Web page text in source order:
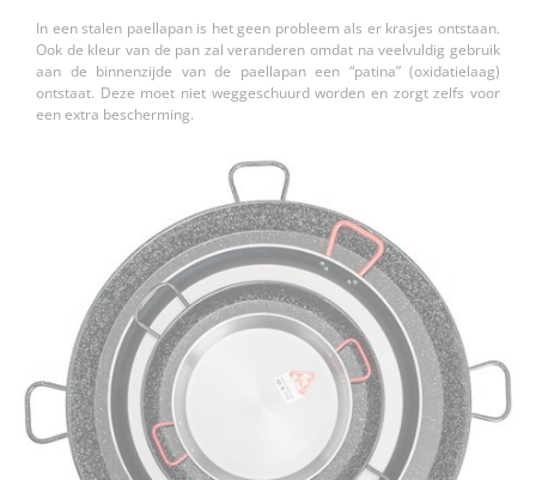
In een stalen paellapan is het geen probleem als er krasjes ontstaan.
Ook de kleur van de pan zal veranderen omdat na veelvuldig gebruik
aan de binnenzijde van de paellapan een “patina” (oxidatielaag)
ontstaat. Deze moet niet weggeschuurd worden en zorgt zelfs voor
een extra bescherming.